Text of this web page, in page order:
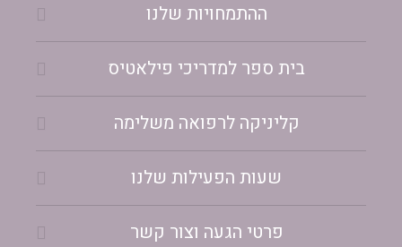
ההתמחויות שלנו
בית ספר למדריכי פילאטיס
קליניקה לרפואה משלימה
שעות הפעילות שלנו
פרטי הגעה וצור קשר